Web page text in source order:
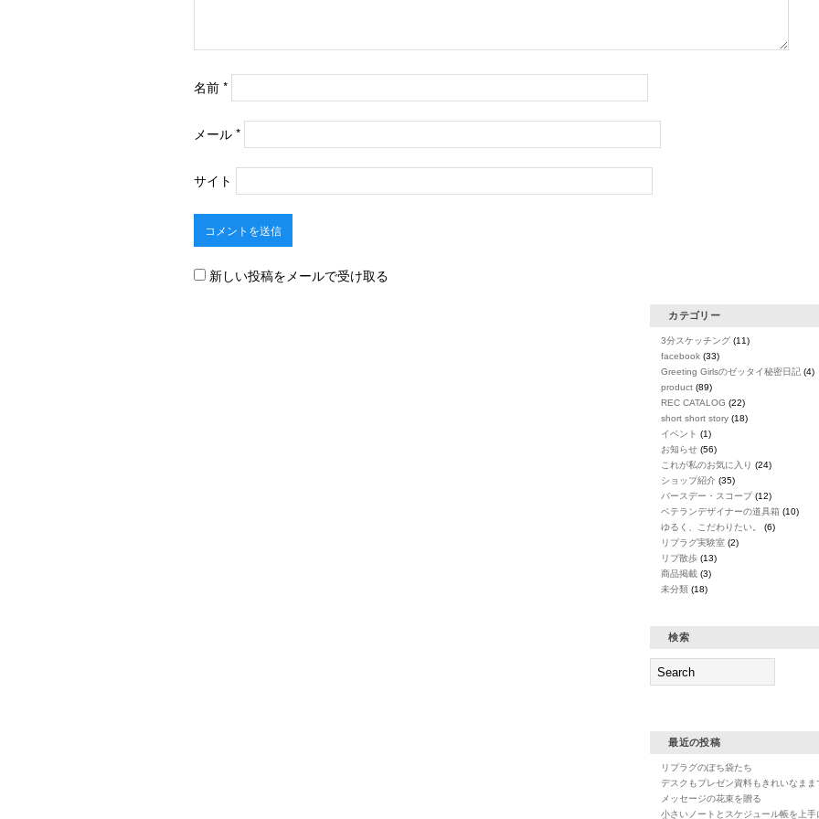
名前 *
メール *
サイト
新しい投稿をメールで受け取る
カテゴリー
3分スケッチング (11)
facebook (33)
Greeting Girlsのゼッタイ秘密日記 (4)
product (89)
REC CATALOG (22)
short short story (18)
イベント (1)
お知らせ (56)
これが私のお気に入り (24)
ショップ紹介 (35)
バースデー・スコープ(12)
ベテランデザイナーの道具箱 (10)
ゆるく、こだわりたい。
(6)
リプラグ実験室 (2)
リプ散歩 (13)
商品掲載 (3)
未分類 (18)
検索
最近の投稿
リプラグのぽち袋たち
デスクもプレゼン資料もきれいなまま
メッセージの花束を贈る
小さいノートとスケジュール帳を上手